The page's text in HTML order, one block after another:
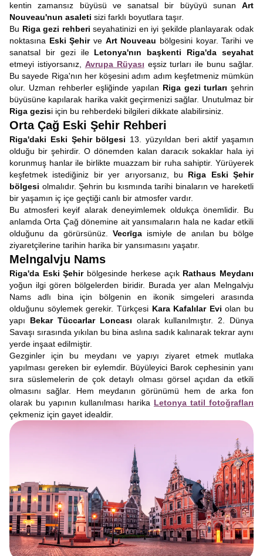
kentin zamansız büyüsü ve sanatsal bir büyüyü sunan Art
Nouveau'nun asaleti sizi farklı boyutlara taşır.
Bu Riga gezi rehberiseyahatinizi en iyi şekilde planlayarak odak
noktasına Eski Şehirve Art Nouveau bölgesini koyar. Tarihi ve
sanatsal bir gezi ile Letonya'nın başkenti Riga'da seyahat
etmeyi istiyorsanız, Avrupa Rüyası eşsiz turları ile bunu sağlar.
Bu sayede Riga'nın her köşesini adım adım keşfetmeniz mümkün
olur. Uzman rehberler eşliğinde yapılan Riga gezi turları şehrin
büyüsüne kapılarak harika vakit geçirmenizi sağlar. Unutulmaz bir
Riga gezisi için bu rehberdeki bilgileri dikkate alabilirsiniz.
Orta Çağ Eski Şehir Rehberi
Riga'daki Eski Şehir bölgesi 13. yüzyıldan beri aktif yaşamın
olduğu bir şehirdir. O dönemden kalan daracık sokaklar hala iyi
korunmuş hanlar ile birlikte muazzam bir ruha sahiptir. Yürüyerek
keşfetmek istediğiniz bir yer arıyorsanız, bu Riga Eski Şehir
bölgesi olmalıdır. Şehrin bu kısmında tarihi binaların ve hareketli
bir yaşamın iç içe geçtiği canlı bir atmosfer vardır.
Bu atmosferi keyif alarak deneyimlemek oldukça önemlidir. Bu
anlamda Orta Çağ dönemine ait yansımaların hala ne kadar etkili
olduğunu da görürsünüz. Vecrīga ismiyle de anılan bu bölge
ziyaretçilerine tarihin harika bir yansımasını yaşatır.
Melngalvju Nams
Riga'da Eski Şehir bölgesinde herkese açık Rathaus Meydanı
yoğun ilgi gören bölgelerden biridir. Burada yer alan Melngalvju
Nams adlı bina için bölgenin en ikonik simgeleri arasında
olduğunu söylemek gerekir. Türkçesi Kara Kafalılar Eviolan bu
yapı Bekar Tüccarlar Loncası olarak kullanılmıştır. 2. Dünya
Savaşı sırasında yıkılan bu bina aslına sadık kalınarak tekrar aynı
yerde inşaat edilmiştir.
Gezginler için bu meydanı ve yapıyı ziyaret etmek mutlaka
yapılması gereken bir eylemdir. Büyüleyici Barok cephesinin yanı
sıra süslemelerin de çok detaylı olması görsel açıdan da etkili
olmasını sağlar. Hem meydanın görünümü hem de arka fon
olarak bu yapının kullanılması harika Letonya tatil fotoğrafları
çekmeniz için gayet idealdir.